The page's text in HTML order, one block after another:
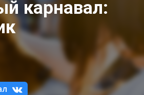
карнавал: